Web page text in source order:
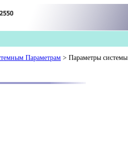
Параметрам > Параметры системы